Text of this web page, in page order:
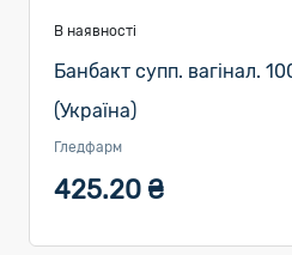
В наявності
Банбакт супп. вагінал.
(Україна)
Гледфарм
425.20 ₴